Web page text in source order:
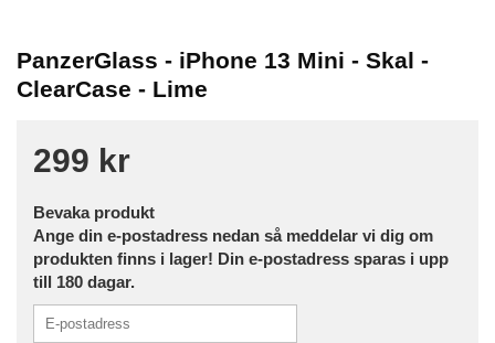
PanzerGlass - iPhone 13 Mini - Skal -
ClearCase - Lime
299 kr
Bevaka produkt
Ange din e-postadress nedan så meddelar vi dig om
produkten finns i lager! Din e-postadress sparas i upp
till 180 dagar.